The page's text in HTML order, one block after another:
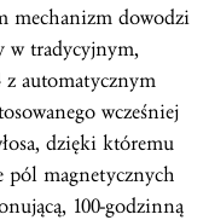
mechanizm dowodzi
w tradycyjnym,
z automatycznym
wcześniej
dzięki któremu
pól magnetycznych
100-godzinną